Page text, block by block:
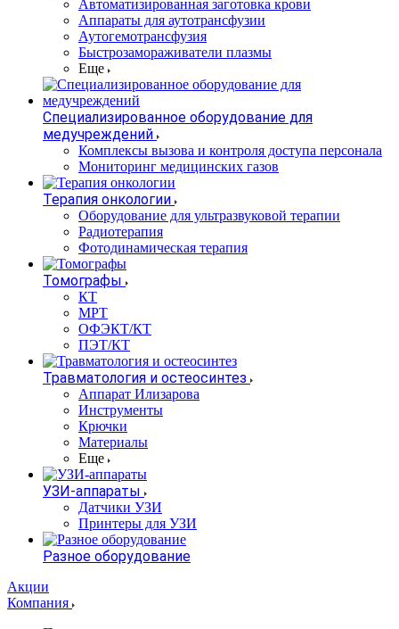
Автоматизированная заготовка крови
Аппараты для аутотрансфузии
Аутогемотрансфузия
Быстрозамораживатели плазмы
Еще
Специализированное оборудование для
медучреждений
Комплексы вызова и контроля доступа персонала
Мониторинг медицинских газов
Терапия онкологии
Оборудование для ультразвуковой терапии
Радиотерапия
Фотодинамическая терапия
Томографы
КТ
МРТ
ОФЭКТ/КТ
ПЭТ/КТ
Травматология и остеосинтез
Аппарат Илизарова
Инструменты
Крючки
Материалы
Еще
УЗИ-аппараты
Датчики УЗИ
Принтеры для УЗИ
Разное оборудование
Акции
Компания